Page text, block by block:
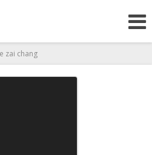
zai chang